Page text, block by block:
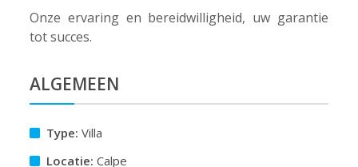
Onze ervaring en bereidwilligheid, uw garantie
tot succes.
ALGEMEEN
Type: Villa
Locatie: Calpe